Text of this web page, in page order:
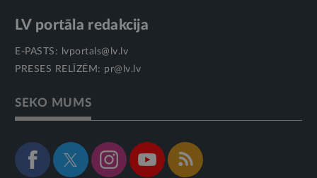
LV portāla redakcija
E-PASTS:
lvportals@lv.lv
PRESES RELĪZĒM: pr@lv.lv
SEKO MUMS